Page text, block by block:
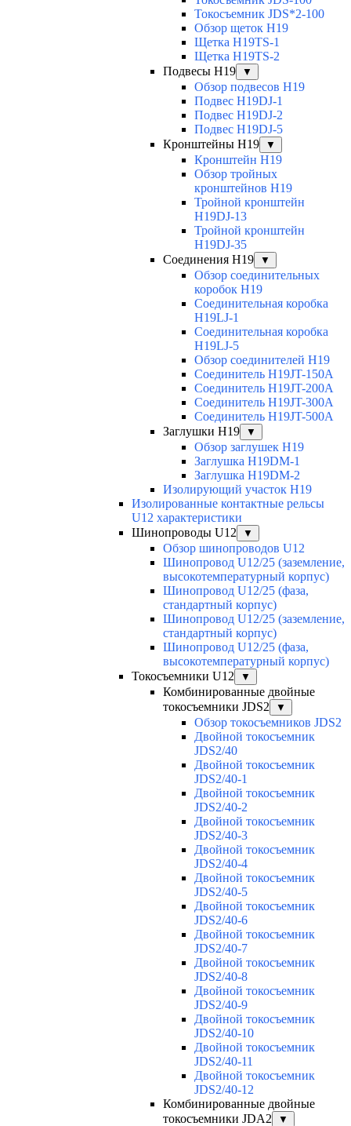
Токосъемник JDS*2-100
Обзор щеток H19
Щетка H19TS-1
Щетка H19TS-2
Подвесы H19
▼
Обзор подвесов H19
Подвес H19DJ-1
Подвес H19DJ-2
Подвес H19DJ-5
Кронштейны H19
▼
Кронштейн H19
Обзор тройных
кронштейнов H19
Тройной кронштейн
H19DJ-13
Тройной кронштейн
H19DJ-35
Соединения H19
▼
Обзор соединительных
коробок H19
Соединительная коробка
H19LJ-1
Соединительная коробка
H19LJ-5
Обзор соединителей H19
Соединитель H19JT-150A
Соединитель H19JT-200A
Соединитель H19JT-300A
Соединитель H19JT-500A
Заглушки H19
▼
Обзор заглушек H19
Заглушка H19DM-1
Заглушка H19DM-2
Изолирующий участок H19
Изолированные контактные рельсы
U12 характеристики
Шинопроводы U12
▼
Обзор шинопроводов U12
Шинопровод U12/25 (заземление,
высокотемпературный корпус)
Шинопровод U12/25 (фаза,
стандартный корпус)
Шинопровод U12/25 (заземление,
стандартный корпус)
Шинопровод U12/25 (фаза,
высокотемпературный корпус)
Токосъемники U12
▼
Комбинированные двойные
токосъемники JDS2
▼
Обзор токосъемников JDS2
Двойной токосъемник
JDS2/40
Двойной токосъемник
JDS2/40-1
Двойной токосъемник
JDS2/40-2
Двойной токосъемник
JDS2/40-3
Двойной токосъемник
JDS2/40-4
Двойной токосъемник
JDS2/40-5
Двойной токосъемник
JDS2/40-6
Двойной токосъемник
JDS2/40-7
Двойной токосъемник
JDS2/40-8
Двойной токосъемник
JDS2/40-9
Двойной токосъемник
JDS2/40-10
Двойной токосъемник
JDS2/40-11
Двойной токосъемник
JDS2/40-12
Комбинированные двойные
токосъемники JDA2
▼